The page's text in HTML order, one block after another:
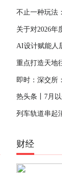
检测难题
不止一种玩法
关于对2026年
项（第二批）
AI设计赋能人
案本地化落地
重点打造天地
飞
即时：深交所
通下的港股通
热头条丨7月
列车轨道串起
财经